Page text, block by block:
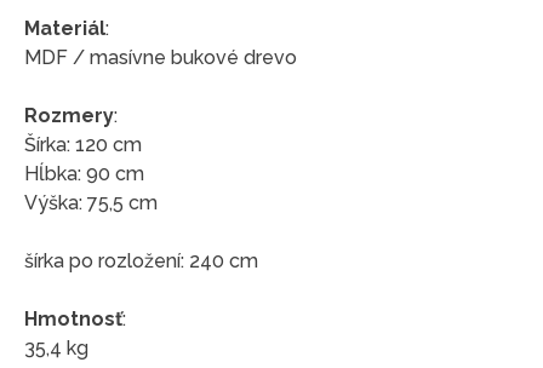
Materiál:
MDF / masívne bukové drevo
Rozmery:
Šírka: 120 cm
Hĺbka: 90 cm
Výška: 75,5 cm
šírka po rozložení: 240 cm
Hmotnosť:
35,4 kg